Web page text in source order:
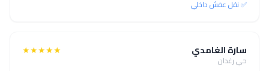
✅ نقل عفش داخلي
سارة الغامدي
حي رغدان
★★★★★